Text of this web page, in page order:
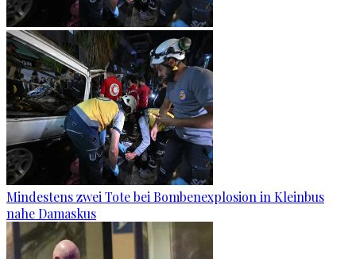
Mindestens zwei Tote bei Bombenexplosion in Kleinbus
nahe Damaskus